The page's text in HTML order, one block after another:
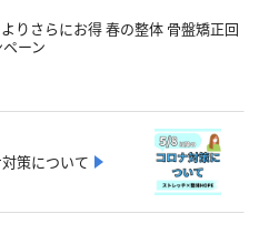
りさらにお得 春の整体 骨盤矯正回
ーン
策について